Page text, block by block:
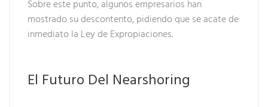
Sobre este punto, algunos empresarios han
mostrado su descontento, pidiendo que se acate de
inmediato la Ley de Expropiaciones.
El Futuro Del Nearshoring